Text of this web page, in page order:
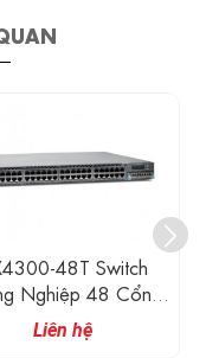
48T Switch
Nghiệp 48 Cổng
Ethetnet, 350W AC
PS
Liên hệ